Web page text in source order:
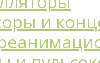
и